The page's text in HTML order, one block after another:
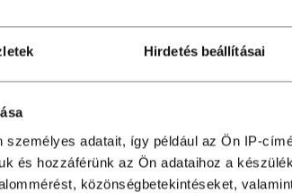
Hirdetés beállításai
személyes adatait, így például az Ön IP-
és hozzáférünk az Ön adataihoz a
közönségbetekintéseket,